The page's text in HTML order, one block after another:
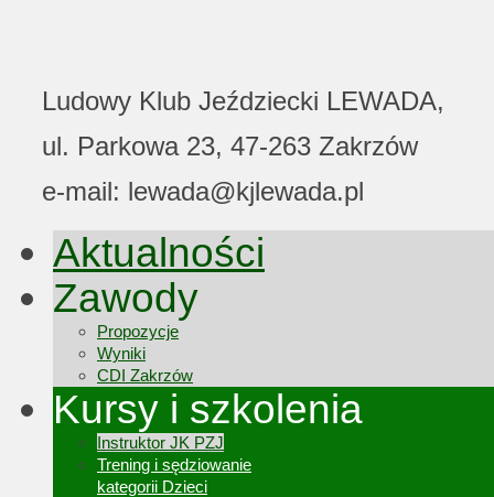
Ludowy Klub Jeździecki LEWADA,
ul. Parkowa 23, 47-263 Zakrzów
e-mail: lewada@kjlewada.pl
Aktualności
Zawody
Propozycje
Wyniki
CDI Zakrzów
Kursy i szkolenia
Instruktor JK PZJ
Trening i sędziowanie
kategorii Dzieci